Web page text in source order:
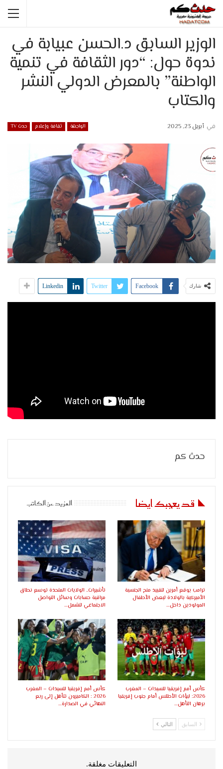
الوزير السابق د.الحسن عبيابة في
ندوة حول: “دور الثقافة في تنمية
الواطنة” بالمعرض الدولي النشر
والكتاب
الواجهة ثقافة وإعلام حدث TV في أبريل 23, 2025
شارك Facebook
Twitter
Linkedin
حدث كم
قد يعجبك ايضا المزيد عن الكاتب
ترامب يوقع أمرين لتقييد منح الجنسية
الأميركية بالولادة لبعض الأطفال
المولودين داخل…
تأشيرات.. الولايات المتحدة توسع نطاق
مراقبة حسابات وسائل التواصل
الاجتماعي لتشمل…
كأس أمم إفريقيا للسيدات – المغرب
2026: لبؤات الأطلس أمام جنوب إفريقيا
برهان التأهل…
كأس أمم إفريقيا للسيدات – المغرب
2026 : الكاميرون تتأهل إلى ربع
النهائي في الصدارة…
السابق التالي
التعليقات مغلقة.